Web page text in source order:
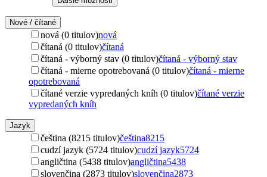
Nové / čítané
nová (0 titulov)nová
čítaná (0 titulov)čítaná
čítaná - výborný stav (0 titulov)čítaná - výborný stav
čítaná - mierne opotrebovaná (0 titulov)čítaná - mierne
opotrebovaná
čítané verzie vypredaných kníh (0 titulov)čítané verzie
vypredaných kníh
Jazyk
čeština (8215 titulov)čeština8215
cudzí jazyk (5724 titulov)cudzí jazyk5724
angličtina (5438 titulov)angličtina5438
slovenčina (2873 titulov)slovenčina2873